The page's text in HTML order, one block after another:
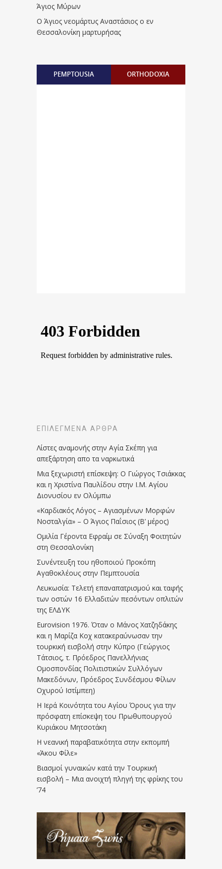
Άγιος Μύρων
Ο Άγιος νεομάρτυς Αναστάσιος ο εν
Θεσσαλονίκη μαρτυρήσας
PEMPTOUSIA ORTHODOXIA
ΕΠΙΛΕΓΜΈΝΑ ΆΡΘΡΑ
Λίστες αναμονής στην Αγία Σκέπη για
απεξάρτηση απο τα ναρκωτικά
Μια ξεχωριστή επίσκεψη: Ο Γιώργος Τσιάκκας
και η Χριστίνα Παυλίδου στην Ι.Μ. Αγίου
Διονυσίου εν Ολύμπω
«Καρδιακός Λόγος – Αγιασμένων Μορφών
Νοσταλγία» – Ο Άγιος Παΐσιος (Β’ μέρος)
Ομιλία Γέροντα Εφραίμ σε Σύναξη Φοιτητών
στη Θεσσαλονίκη
Συνέντευξη του ηθοποιού Προκόπη
Αγαθοκλέους στην Πεμπτουσία
Λευκωσία: Τελετή επαναπατρισμού και ταφής
των οστών 16 Ελλαδιτών πεσόντων οπλιτών
της ΕΛΔΥΚ
Eurovision 1976. Όταν ο Μάνος Χατζηδάκης
και η Μαρίζα Κοχ κατακεραύνωσαν την
τουρκική εισβολή στην Κύπρο (Γεώργιος
Τάτσιος, τ. Πρόεδρος Πανελλήνιας
Ομοσπονδίας Πολιτιστικών Συλλόγων
Μακεδόνων, Πρόεδρος Συνδέσμου Φίλων
Οχυρού Ιστίμπεη)
Η Ιερά Κοινότητα του Αγίου Όρους για την
πρόσφατη επίσκεψη του Πρωθυπουργού
Κυριάκου Μητσοτάκη
Η νεανική παραβατικότητα στην εκπομπή
«Άκου Φίλε»
Βιασμοί γυναικών κατά την Τουρκική
εισβολή – Μια ανοιχτή πληγή της φρίκης του
’74